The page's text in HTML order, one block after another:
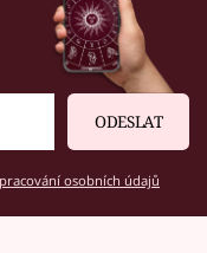
ODESLAT
osobních údajů